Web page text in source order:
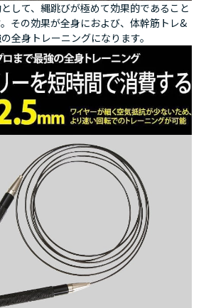
して、縄跳びが極めて効果的であること
その効果が全身におよび、体幹筋トレ&
全身トレーニングになります。